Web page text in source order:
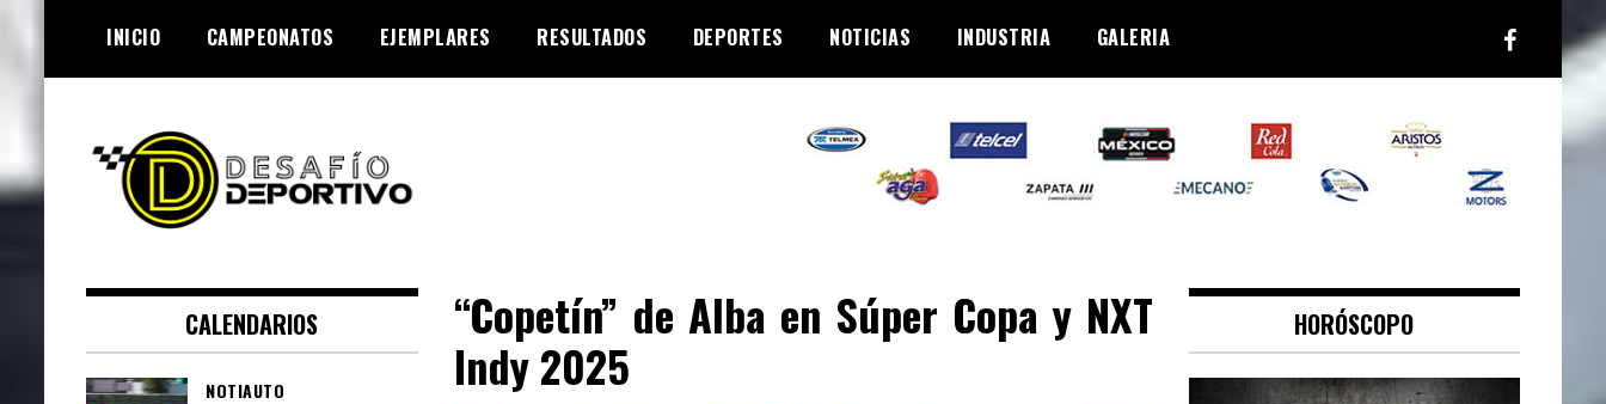
content
INICIO CAMPEONATOS EJEMPLARES RESULTADOS DEPORTES NOTICIAS INDUSTRIA GALERIA
Desafío Deportivo
velocidad
“Copetín” de Alba en Súper Copa y NXT
Indy 2025
CALENDARIOS
NOTIAUTO
HORÓSCOPO